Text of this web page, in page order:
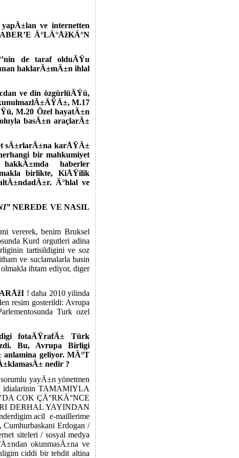
ve internetten
Ä°LÄ°ÅžKÄ°N
de taraf olduÄŸu
haklarÄ±mÄ±n ihlal
ve din özgürlüÄŸü,
M.17
M.20 Özel hayatÄ±n
basÄ±n araçlarÄ±
sÄ±rlarÄ±na karÅŸÄ±
bir mahkumiyet
haberler
birlikte, KiÅŸilik
Ä°hlal ve
NEREDE VE NASIL
vererek, benim Bruksel
Kurd orgutleri adina
tartisildigini ve soz
ve suclamalarla basin
olmakla ihtam ediyor, diger
! daha 2010 yilinda
resim gosterildi: Avrupa
Turk ozel
fotaÄŸrafÄ± Türk
Bu, Avrupa Birligi
geliyor. MÄ°T
nedir ?
yayÄ±n yönetmen
idialarinin TAMAMIYLA
COK ÇÄ°RKÄ°NCE
DERHAL YAYINDAN
acil e-maillerime
Erdogan /
siteleri / sosyal medya
okunmasÄ±na ve
ciddi bir tehdit altina